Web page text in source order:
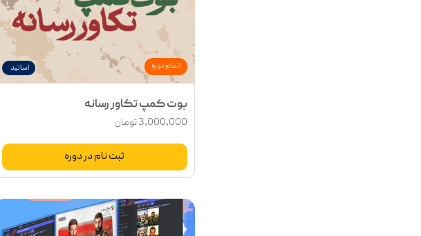
تبلیغات و مدیریت اثرگذاری در رسانه
بدون شک ازپایه های
اطلاعات بیشتر
اساتید اتمام دوره
بوت کمپ تکاور رسانه
3,000,000تومان
ثبت نام در دوره